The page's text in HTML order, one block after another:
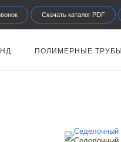
Скачать каталог PDF
ПОЛИМЕРНЫЕ ТРУБЫ